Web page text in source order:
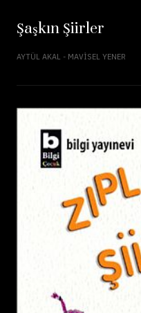
Şaşkın Şiirler
AYTÜL AKAL - MAVISEL YENER